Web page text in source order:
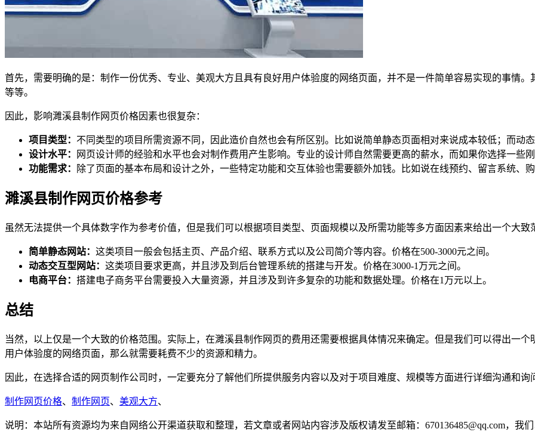
首先，需要明确的是：制作一份优秀、专业、美观大方且具有良好用户体验度的网络页面，并不是一件简单容易实现的事情
等等。
因此，影响濉溪县制作网页价格因素也很复杂：
项目类型： 不同类型的项目所需资源不同，因此造价自然也会有所区别。比如说简单静态页面相对来说成本较低；而动
设计水平：
网页设计师的经验和水平也会对制作费用产生影响。专业的设计师自然需要更高的薪水，而如果你选择一些
功能需求：
除了页面的基本布局和设计之外，一些特定功能和交互体验也需要额外加钱。比如说在线预约、留言系统、
濉溪县制作网页价格参考
虽然无法提供一个具体数字作为参考价值，但是我们可以根据项目类型、页面规模以及所需功能等多方面因素来给出一个大致
简单静态网站： 这类项目一般会包括主页、产品介绍、联系方式以及公司简介等内容。价格在500-3000元之间。
动态交互型网站： 这类项目要求更高，并且涉及到后台管理系统的搭建与开发。价格在3000-1万元之间。
电商平台： 搭建电子商务平台需要投入大量资源，并且涉及到许多复杂的功能和数据处理。价格在1万元以上。
总结
当然，以上仅是一个大致的价格范围。实际上，在濉溪县制作网页的费用还需要根据具体情况来确定。但是我们可以得出一
用户体验度的网络页面，那么就需要耗费不少的资源和精力。
因此，在选择合适的网页制作公司时，一定要充分了解他们所提供服务内容以及对于项目难度、规模等方面进行详细沟通和
制作网页价格、 制作网页、 美观大方、
说明：本站所有资源均为来自网络公开渠道获取和整理，若文章或者网站内容涉及版权请发至邮箱：670136485@qq.com，我